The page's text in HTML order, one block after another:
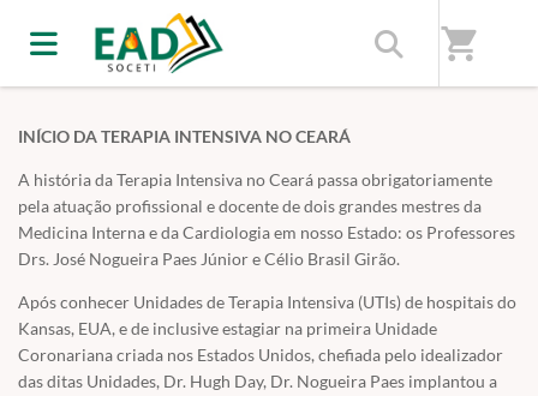
shopping_cart
Home /EAD Soceti - Sociedade de Terapia Intensiva do Estado do
INÍCIO DA TERAPIA INTENSIVA NO CEARÁ
A história da Terapia Intensiva no Ceará passa obrigatoriamente
pela atuação profissional e docente de dois grandes mestres da
Medicina Interna e da Cardiologia em nosso Estado: os Professores
Drs. José Nogueira Paes Júnior e Célio Brasil Girão.
Após conhecer Unidades de Terapia Intensiva (UTIs) de hospitais do
Kansas, EUA, e de inclusive estagiar na primeira Unidade
Coronariana criada nos Estados Unidos, chefiada pelo idealizador
das ditas Unidades, Dr. Hugh Day, Dr. Nogueira Paes implantou a